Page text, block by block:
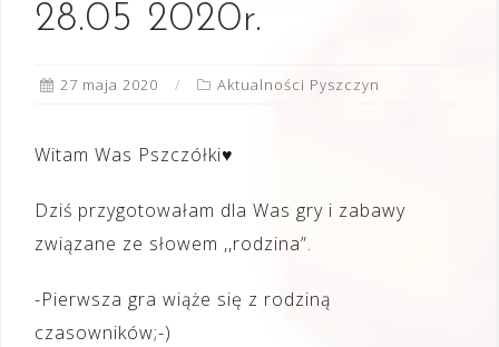
28.05 2020r.
27 maja 2020 Aktualności Pyszczyn
Witam Was Pszczółki♥
Dziś przygotowałam dla Was gry i zabawy
związane ze słowem ,,rodzina”.
-Pierwsza gra wiąże się z rodziną
czasowników;-)